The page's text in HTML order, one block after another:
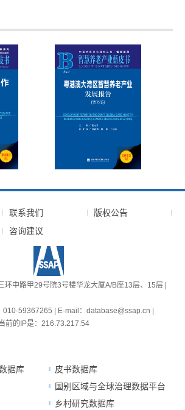
联系我们
版权公告
咨询建议
环中路甲29号院3号楼华龙大厦A/B座13层、15层 |
59367265 | E-mail：database@ssap.cn |
前的IP是： 216.73.217.54
据库
皮书数据库
国别区域与全球治理数据平台
乡村研究数据库